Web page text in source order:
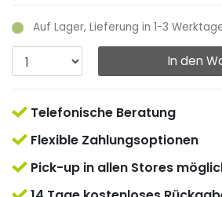
Auf Lager, Lieferung in 1-3
In den
Telefonische Beratung
Flexible Zahlungsoptionen
Pick-up in allen Stores